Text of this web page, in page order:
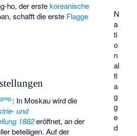
N
a
ti
o
n
al
fl
a
g
g
e
d
ho, der erstekoreanische
schafft die erste Flagge
greg.: In Moskau wird die
und
1882eröffnet, an der
beteiligen. Auf der